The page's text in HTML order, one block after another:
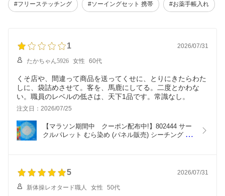
#フリーステッチング #ソーイングセット 携帯 #お薬手帳入れ
1 2026/07/31
たかちゃん5926 女性 60代
くそ店や、間違って商品を送ってくせに、とりにきたらわた
しに、袋詰めさせて。客を、馬鹿にしてる。二度とかわな
い。職員のレベルの低さは、天下1品です。常識なし。
注文日：2026/07/25
【マラソン期間中　クーポン配布中!】802444 サー
クルパレット むら染め (パネル販売) シーチング 生
5 2026/07/31
新体操レオタード職人 女性 50代